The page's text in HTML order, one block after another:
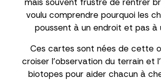
voulu comprendre pourquoi les
poussent à un endroit et pas à
Ces cartes sont nées de cette
croiser l’observation du terrain et
biotopes pour aider chacun à